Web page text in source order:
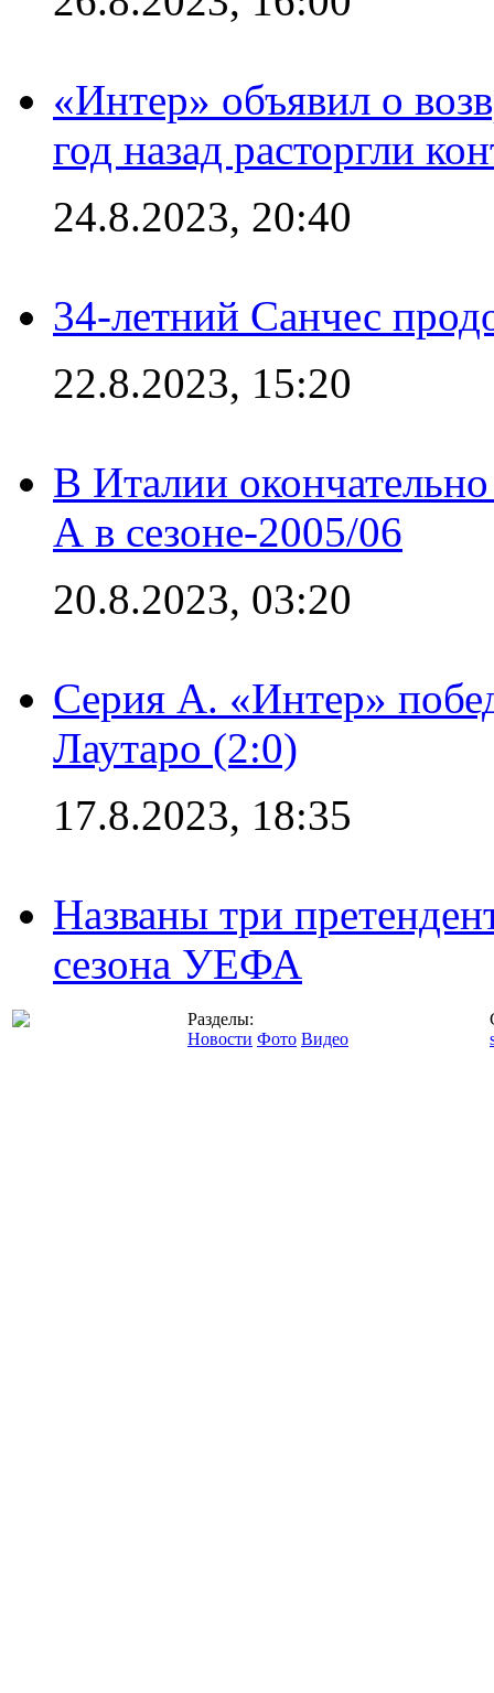
«Интер» объявил о
год назад расторгли
24.8.2023, 20:40
34-летний Санчес
22.8.2023, 15:20
В Италии
А в сезоне-2005/06
20.8.2023, 03:20
Серия А. «Интер»
Лаутаро (2:0)
17.8.2023, 18:35
Названы три
сезона УЕФА
Разделы:
Новости Фото Видео